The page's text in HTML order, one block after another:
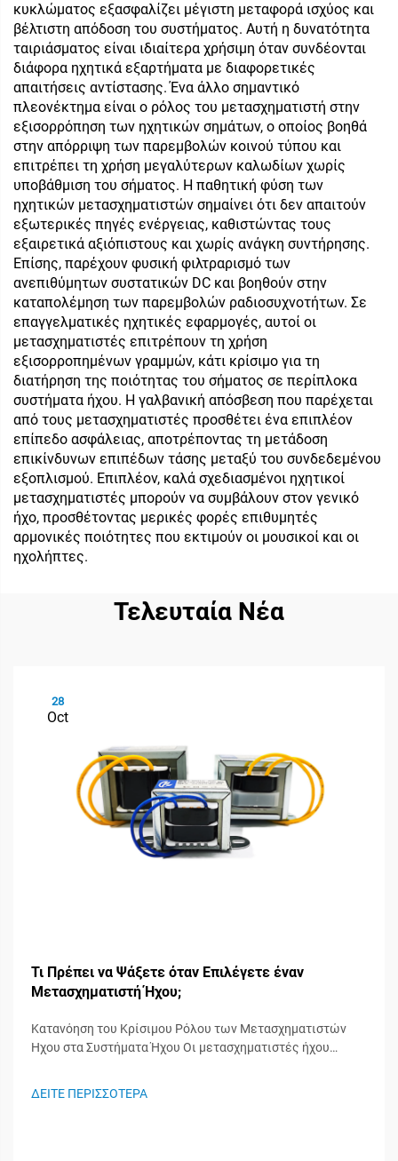
κυκλώματος εξασφαλίζει μέγιστη μεταφορά ισχύος και
βέλτιστη απόδοση του συστήματος. Αυτή η δυνατότητα
ταιριάσματος είναι ιδιαίτερα χρήσιμη όταν συνδέονται
διάφορα ηχητικά εξαρτήματα με διαφορετικές
απαιτήσεις αντίστασης. Ένα άλλο σημαντικό
πλεονέκτημα είναι ο ρόλος του μετασχηματιστή στην
εξισορρόπηση των ηχητικών σημάτων, ο οποίος βοηθά
στην απόρριψη των παρεμβολών κοινού τύπου και
επιτρέπει τη χρήση μεγαλύτερων καλωδίων χωρίς
υποβάθμιση του σήματος. Η παθητική φύση των
ηχητικών μετασχηματιστών σημαίνει ότι δεν απαιτούν
εξωτερικές πηγές ενέργειας, καθιστώντας τους
εξαιρετικά αξιόπιστους και χωρίς ανάγκη συντήρησης.
Επίσης, παρέχουν φυσική φιλτραρισμό των
ανεπιθύμητων συστατικών DC και βοηθούν στην
καταπολέμηση των παρεμβολών ραδιοσυχνοτήτων. Σε
επαγγελματικές ηχητικές εφαρμογές, αυτοί οι
μετασχηματιστές επιτρέπουν τη χρήση
εξισορροπημένων γραμμών, κάτι κρίσιμο για τη
διατήρηση της ποιότητας του σήματος σε περίπλοκα
συστήματα ήχου. Η γαλβανική απόσβεση που παρέχεται
από τους μετασχηματιστές προσθέτει ένα επιπλέον
επίπεδο ασφάλειας, αποτρέποντας τη μετάδοση
επικίνδυνων επιπέδων τάσης μεταξύ του συνδεδεμένου
εξοπλισμού. Επιπλέον, καλά σχεδιασμένοι ηχητικοί
μετασχηματιστές μπορούν να συμβάλουν στον γενικό
ήχο, προσθέτοντας μερικές φορές επιθυμητές
αρμονικές ποιότητες που εκτιμούν οι μουσικοί και οι
ηχολήπτες.
Τελευταία Νέα
28
Oct
Τι Πρέπει να Ψάξετε όταν Επιλέγετε έναν
Μετασχηματιστή Ήχου;
Κατανόηση του Κρίσιμου Ρόλου των Μετασχηματιστών
Ήχου στα Συστήματα Ήχου Οι μετασχηματιστές ήχου
ακεραιότητας του σήματος και στη διασφάλιση της
ΔΕΙΤΕ ΠΕΡΙΣΣΟΤΕΡΑ